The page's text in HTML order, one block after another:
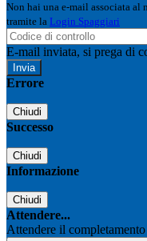
Non hai una e-mail associata al
tramite la Login Spaggiari
E-mail inviata, si prega di
Errore
Chiudi
Successo
Chiudi
Informazione
Chiudi
Attendere...
Attendere il